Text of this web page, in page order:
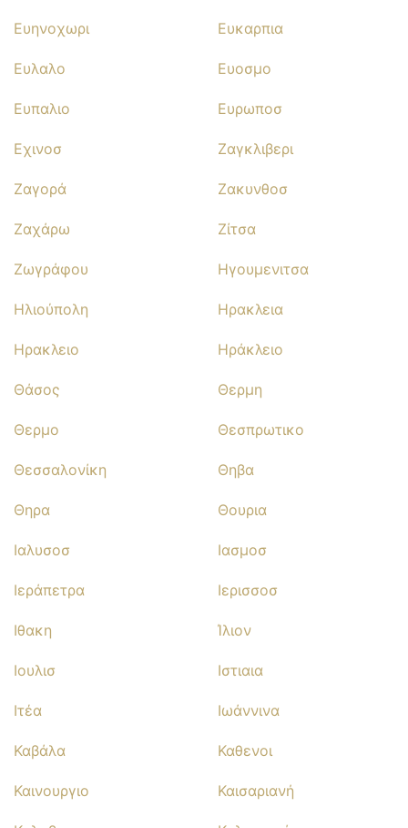
Ευηνοχωρι Ευκαρπια
Ευλαλο Ευοσμο
Ευπαλιο Ευρωποσ
Εχινοσ Ζαγκλιβερι
Ζαγορά Ζακυνθοσ
Ζαχάρω Ζίτσα
Ζωγράφου Ηγουμενιτσα
Ηλιούπολη Ηρακλεια
Ηρακλειο Ηράκλειο
Θάσος Θερμη
Θερμο Θεσπρωτικο
Θεσσαλονίκη Θηβα
Θηρα Θουρια
Ιαλυσοσ Ιασμοσ
Ιεράπετρα Ιερισσοσ
Ιθακη Ίλιον
Ιουλισ Ιστιαια
Ιτέα Ιωάννινα
Καβάλα Καθενοι
Καινουργιο Καισαριανή